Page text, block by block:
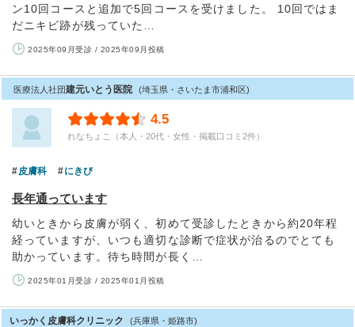
ン10回コースと追加で5回コースを受けました。 10回ではま
だニキビ跡が残っていた…
2025年09月受診 / 2025年09月投稿
医療法人社団建元いとう医院 (埼玉県・さいたま市浦和区)
4.5
れなちょこ（本人・20代・女性・掲載口コミ2件）
皮膚科 にきび
長年通っています
幼いときから皮膚が弱く、初めて受診したときから約20年程
経っていますが、いつも適切な診断で症状が治るのでとても
助かっています。待ち時間が長く…
2025年01月受診 / 2025年01月投稿
いっかく皮膚科クリニック (兵庫県・姫路市)